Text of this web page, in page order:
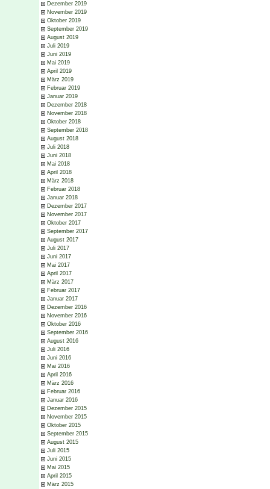
Dezember 2019
November 2019
Oktober 2019
September 2019
August 2019
Juli 2019
Juni 2019
Mai 2019
April 2019
März 2019
Februar 2019
Januar 2019
Dezember 2018
November 2018
Oktober 2018
September 2018
August 2018
Juli 2018
Juni 2018
Mai 2018
April 2018
März 2018
Februar 2018
Januar 2018
Dezember 2017
November 2017
Oktober 2017
September 2017
August 2017
Juli 2017
Juni 2017
Mai 2017
April 2017
März 2017
Februar 2017
Januar 2017
Dezember 2016
November 2016
Oktober 2016
September 2016
August 2016
Juli 2016
Juni 2016
Mai 2016
April 2016
März 2016
Februar 2016
Januar 2016
Dezember 2015
November 2015
Oktober 2015
September 2015
August 2015
Juli 2015
Juni 2015
Mai 2015
April 2015
März 2015